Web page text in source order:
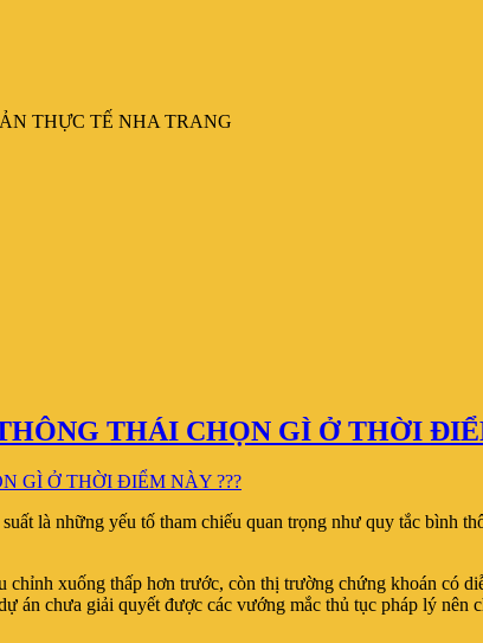
THỰC TẾ NHA TRANG
THÁI CHỌN GÌ Ở THỜI
là những yếu tố tham chiếu quan trọng như quy tắc bình
xuống thấp hơn trước, còn thị trường chứng khoán có
dự án chưa giải quyết được các vướng mắc thủ tục pháp